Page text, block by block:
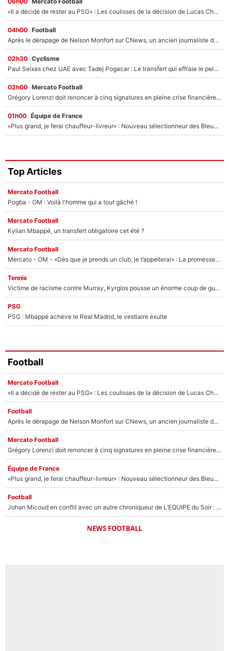
«Il a décidé de rester au PSG» : Les coulisses de la décision de Lucas Chevalier pour son transfert
04h00 Football
Après le dérapage de Nelson Monfort sur CNews, un ancien journaliste de France Télévisions relance la polémique sur les incendies en Gironde
02h30 Cyclisme
Paul Seixas chez UAE avec Tadej Pogacar : Le transfert qui effraie le peloton, «c’est la pire des choses qui puisse arriver»
02h00 Mercato Football
Grégory Lorenzi doit renoncer à cinq signatures en pleine crise financière : L’IA propose sept noms à l’OM pour un mercato réussi... à seulement 5M€ !
01h00 Équipe de France
«Plus grand, je ferai chauffeur-livreur» : Nouveau sélectionneur des Bleus, Zinédine Zidane s’était imaginé un avenir très différent lorsqu'il était enfant
Top Articles
Mercato Football
Pogba - OM : Voilà l'homme qui a tout gâché !
Mercato Football
Kylian Mbappé, un transfert obligatoire cet été ?
Mercato Football
Mercato - OM - «Dès que je prends un club, je t’appellerai» : La promesse de Marcelino au moment de claquer la porte
Tennis
Victime de racisme contre Murray, Kyrgios pousse un énorme coup de gueule !
PSG
PSG : Mbappé achève le Real Madrid, le vestiaire exulte
Football
Mercato Football
«Il a décidé de rester au PSG» : Les coulisses de la décision de Lucas Chevalier pour son transfert
Football
Après le dérapage de Nelson Monfort sur CNews, un ancien journaliste de France Télévisions relance la polémique sur les incendies en Gironde
Mercato Football
Grégory Lorenzi doit renoncer à cinq signatures en pleine crise financière : L’IA propose sept noms à l’OM pour un mercato réussi... à seulement 5M€ !
Équipe de France
«Plus grand, je ferai chauffeur-livreur» : Nouveau sélectionneur des Bleus, Zinédine Zidane s’était imaginé un avenir très différent lorsqu'il était enfant
Football
Johan Micoud en conflit avec un autre chroniqueur de L’EQUIPE du Soir : «Pendant un moment, je ne les ai pas remis ensemble dans l'émission»
NEWS FOOTBALL